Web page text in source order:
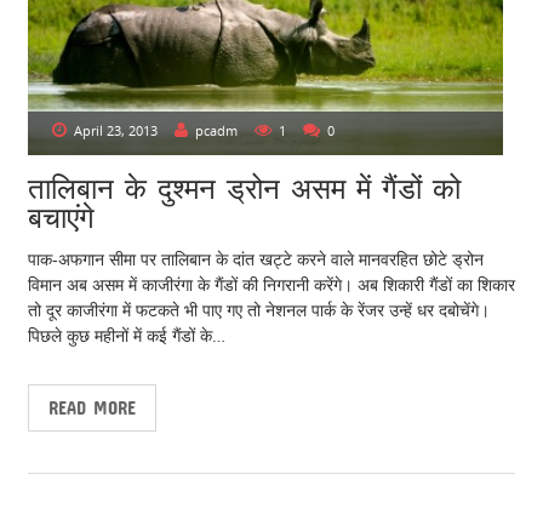
April 23, 2013 pcadm 1 0
तालिबान के दुश्मन ड्रोन असम में गैंडों को
बचाएंगे
पाक-अफगान सीमा पर तालिबान के दांत खट्टे करने वाले मानवरहित छोटे ड्रोन
विमान अब असम में काजीरंगा के गैंडों की निगरानी करेंगे। अब शिकारी गैंडों का शिकार
तो दूर काजीरंगा में फटकते भी पाए गए तो नेशनल पार्क के रेंजर उन्हें धर दबोचेंगे।
पिछले कुछ महीनों में कई गैंडों के…
READ MORE